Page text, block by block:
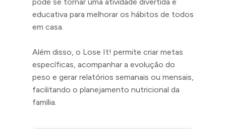
educativa para melhorar os hábitos de todos
em casa.
Além disso, o Lose It! permite criar metas
específicas, acompanhar a evolução do
peso e gerar relatórios semanais ou mensais,
facilitando o planejamento nutricional da
família.